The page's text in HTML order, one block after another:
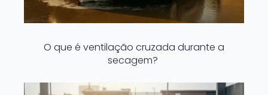
O que é ventilação cruzada durante a
secagem?